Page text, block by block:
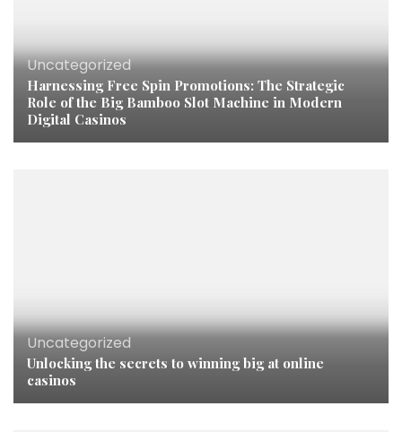
Uncategorized
Harnessing Free Spin Promotions: The Strategic
Role of the Big Bamboo Slot Machine in Modern
Digital Casinos
Uncategorized
Unlocking the secrets to winning big at online
casinos